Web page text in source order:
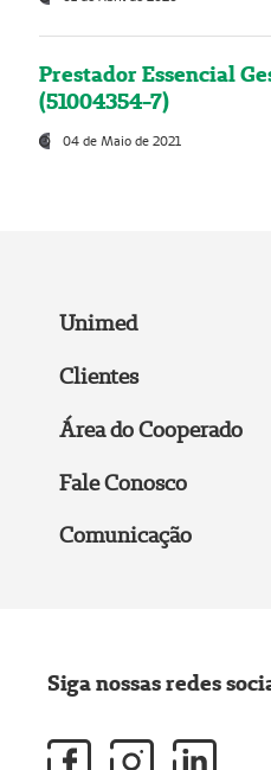
Prestador Essencial
(51004354-7)
04 de Maio de 2021
Unimed
Clientes
Área do Cooperado
Fale Conosco
Comunicação
Siga nossas redes